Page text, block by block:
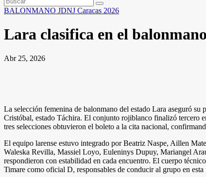
BALONMANO JDNJ Caracas 2026
Lara clasifica en el
Abr 25, 2026
La selección femenina de balonmano del estado Lara aseguró
Cristóbal, estado Táchira. El conjunto rojiblanco finalizó tercero
tres selecciones obtuvieron el boleto a la cita nacional,
El equipo larense estuvo integrado por Beatriz Naspe, Aillen
Waleska Revilla, Massiel Loyo, Euleninys Dupuy, Mariangel
respondieron con estabilidad en cada encuentro. El cuerpo
Timare como oficial D, responsables de conducir al grupo en